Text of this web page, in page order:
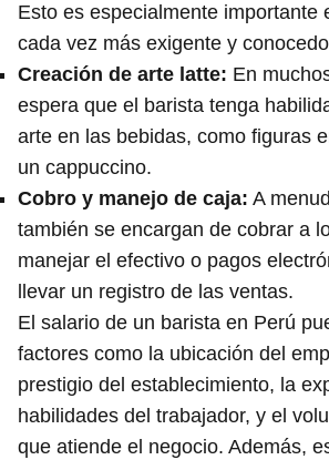
Esto es especialmente importante
cada vez más exigente y
Creación de arte latte: En
espera que el barista tenga
arte en las bebidas, como figuras
un cappuccino.
Cobro y manejo de caja: A
también se encargan de cobrar a
manejar el efectivo o pagos
llevar un registro de las ventas.
El salario de un barista en Perú
factores como la ubicación del
prestigio del establecimiento, la
habilidades del trabajador, y el
que atiende el negocio. Además,